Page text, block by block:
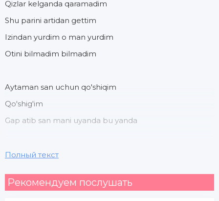
Qizlar kelganda qaramadim
Shu parini artidan gettim
Izindan yurdim o man yurdim
Otini bilmadim bilmadim
Aytaman san uchun qo'shiqim
Qo'shig'im
Gap atib san mani uyanda bu yanda
Aytaman san uchun qo'shiqim
Gap atib san mani uyanda bu yanda
Полный текст
Рекомендуем послушать